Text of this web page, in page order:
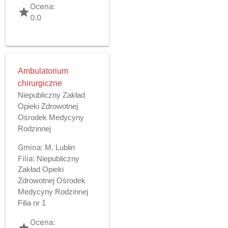
gradeOcena:
0.0
Ambulatorium
chirurgiczne
Niepubliczny Zakład
Opieki Zdrowotnej
Ośrodek Medycyny
Rodzinnej
Gmina: M. Lublin
Filia: Niepubliczny
Zakład Opieki
Zdrowotnej Ośrodek
Medycyny Rodzinnej
Filia nr 1
Ocena: